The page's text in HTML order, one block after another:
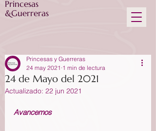
Princesas
&Guerreras
24 de Mayo del 2021
Princesas y Guerreras
24 may 2021 1 min de lectura
Actualizado: 22 jun 2021
Avancemos